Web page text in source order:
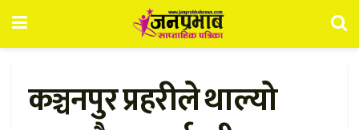
कञ्चनपुर प्रहरीले थाल्यो